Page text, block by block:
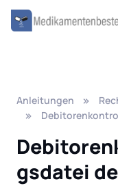
Anleitungen
gsdatei